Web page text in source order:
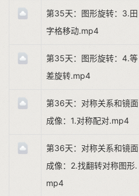
第35天：图形旋转：3.田
字格移动.mp4
第35天：图形旋转：4.等
差旋转.mp4
第36天：对称关系和镜面
成像：1.对称配对.mp4
第36天：对称关系和镜面
成像：2.找翻转对称图形.
mp4